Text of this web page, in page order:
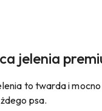
jelenia
to twarda i
psa.